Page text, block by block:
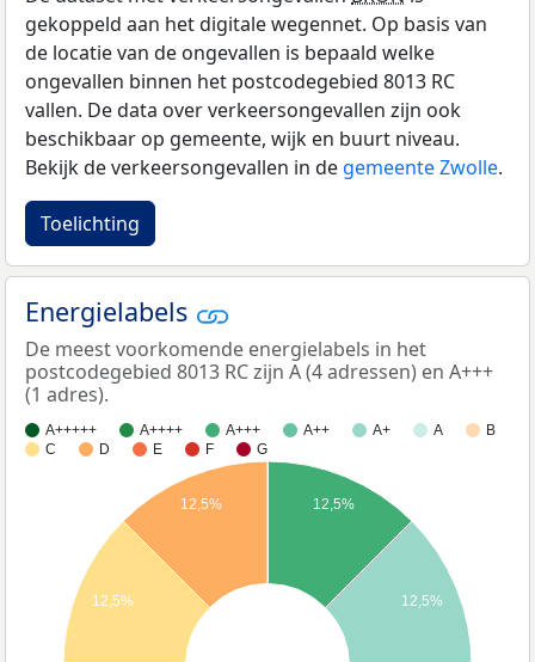
gekoppeld aan het digitale wegennet. Op basis van
de locatie van de ongevallen is bepaald welke
ongevallen binnen het postcodegebied 8013 RC
vallen. De data over verkeersongevallen zijn ook
beschikbaar op gemeente, wijk en buurt niveau.
Bekijk de verkeersongevallen in de gemeente Zwolle.
Toelichting
Energielabels
De meest voorkomende energielabels in het
postcodegebied 8013 RC zijn A (4 adressen) en A+++
(1 adres).
A+++++ A++++ A+++ A++ A+ A
B
C
D E F G
12,5%
12,5%
12,5%
12,5%